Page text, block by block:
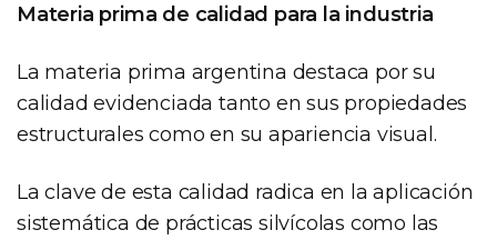
Materia prima de calidad para la industria
La materia prima argentina destaca por su
calidad evidenciada tanto en sus propiedades
estructurales como en su apariencia visual.
La clave de esta calidad radica en la aplicación
sistemática de prácticas silvícolas como las